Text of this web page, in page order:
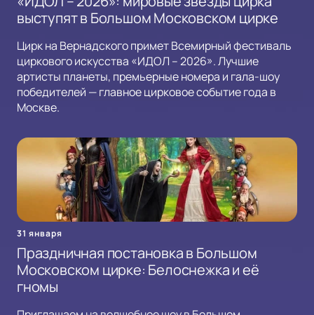
выступят в Большом Московском цирке
Цирк на Вернадского примет Всемирный фестиваль
циркового искусства «ИДОЛ – 2026». Лучшие
артисты планеты, премьерные номера и гала-шоу
победителей — главное цирковое событие года в
Москве.
31 января
Праздничная постановка в Большом
Московском цирке: Белоснежка и её
гномы